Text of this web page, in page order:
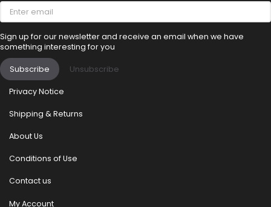
Enter
email
Sign up for our newsletter and receive an email when we have
something interesting for you
Subscribe Unsubscribe
Privacy Notice
Shipping & Returns
About Us
Conditions of Use
Contact us
My Account